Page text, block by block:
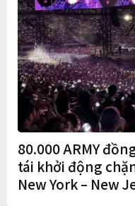
80.000 ARMY
tái khởi động
New York – New